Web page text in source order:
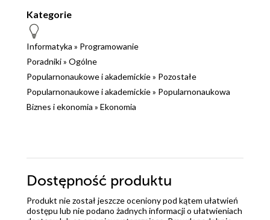
Kategorie
Informatyka » Programowanie
Poradniki» Ogólne
Popularnonaukowe i akademickie» Pozostałe
Popularnonaukowe i akademickie» Popularnonaukowa
Biznes i ekonomia » Ekonomia
Dostępność produktu
Produkt nie został jeszcze oceniony pod kątem ułatwień
dostępu lub nie podano żadnych informacji o ułatwieniach